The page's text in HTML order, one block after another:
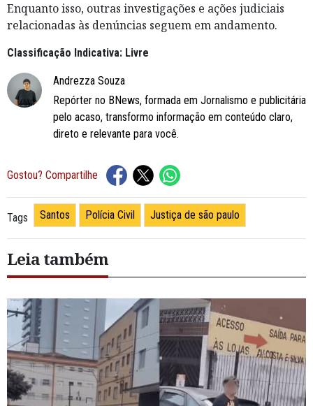
Enquanto isso, outras investigações e ações judiciais
relacionadas às denúncias seguem em andamento.
Classificação Indicativa: Livre
Andrezza Souza
Repórter no BNews, formada em Jornalismo e publicitária
pelo acaso, transformo informação em conteúdo claro,
direto e relevante para você.
Gostou? Compartilhe
Tags Santos Polícia Civil Justiça de são paulo
Leia também